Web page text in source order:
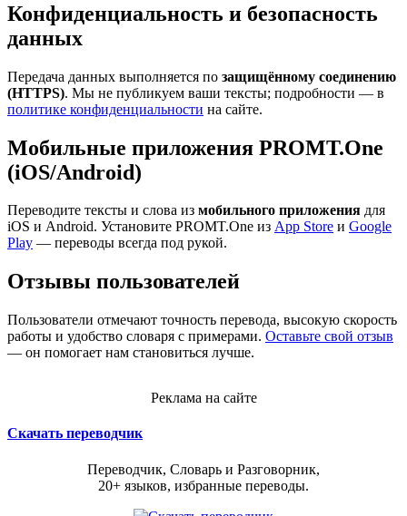
Конфиденциальность и безопасность
данных
Передача данных выполняется по защищённому соединению
(HTTPS). Мы не публикуем ваши тексты; подробности — в
политике конфиденциальности на сайте.
Мобильные приложения PROMT.One
(iOS/Android)
Переводите тексты и слова из мобильного приложения для
iOS и Android. Установите PROMT.One из App Store и Google
Play — переводы всегда под рукой.
Отзывы пользователей
Пользователи отмечают точность перевода, высокую скорость
работы и удобство словаря с примерами. Оставьте свой отзыв
— он помогает нам становиться лучше.
Реклама на сайте
Скачать переводчик
Переводчик, Словарь и Разговорник,
20+ языков, избранные переводы.